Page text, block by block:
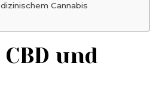
Cannabis
und